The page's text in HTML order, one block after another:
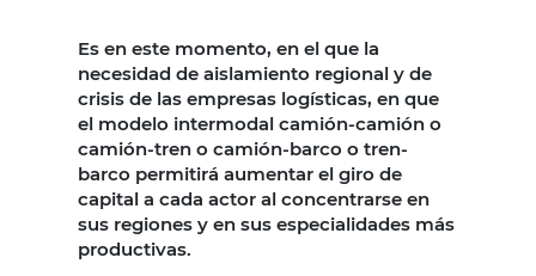
Es en este momento, en el que la
necesidad de aislamiento regional y de
crisis de las empresas logísticas, en que
el modelo intermodal camión-camión o
camión-tren o camión-barco o tren-
barco permitirá aumentar el giro de
capital a cada actor al concentrarse en
sus regiones y en sus especialidades más
productivas.